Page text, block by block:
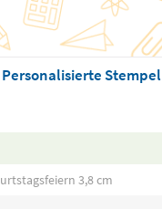
Personalisierte Stempel
3,8 cm